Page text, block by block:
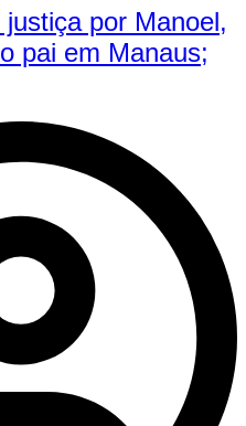
por Manoel,
pai em Manaus;